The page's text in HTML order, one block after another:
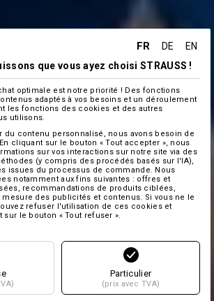
FR DE
EN
que vous ayez choisi STRAUSS !
optimale est notre priorité ! Des fonctions
adaptés à vos besoins et un déroulement
les fonctions des cookies et des autres
utilisons.
du contenu personnalisé, nous avons besoin de
cliquant sur le bouton « Tout accepter », nous
sur vos interactions sur notre site via des
(y compris des procédés basés sur l'IA),
issues du processus de commande. Nous
notamment aux fins suivantes : offres et
recommandations de produits ciblées,
des publicités et contenus. Si vous ne le
refuser l'utilisation de ces cookies et
le bouton « Tout refuser ».
Particulier
(prix avec TVA)